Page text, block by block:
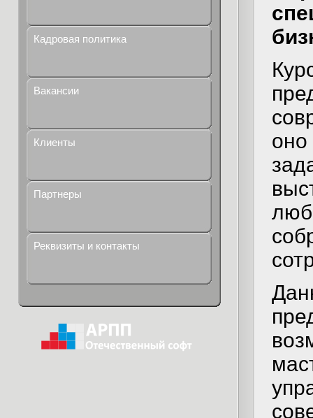
Кадровая политика
Вакансии
Клиенты
Партнеры
Реквизиты и контакты
оно